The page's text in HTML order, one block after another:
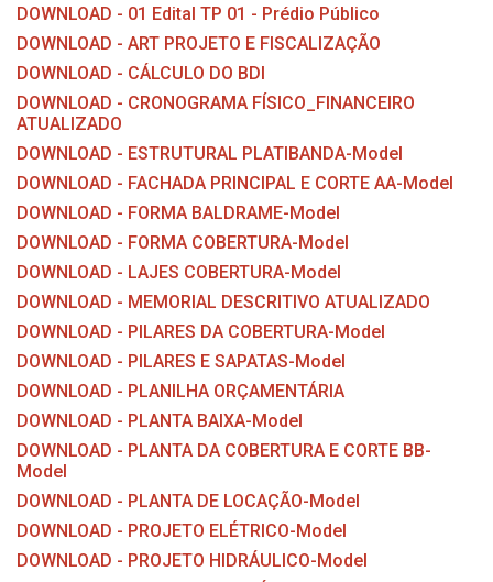
DOWNLOAD - 01 Edital TP 01 - Prédio Público
DOWNLOAD - ART PROJETO E FISCALIZAÇÃO
DOWNLOAD - CÁLCULO DO BDI
DOWNLOAD - CRONOGRAMA FÍSICO_FINANCEIRO
ATUALIZADO
DOWNLOAD - ESTRUTURAL PLATIBANDA-Model
DOWNLOAD - FACHADA PRINCIPAL E CORTE AA-Model
DOWNLOAD - FORMA BALDRAME-Model
DOWNLOAD - FORMA COBERTURA-Model
DOWNLOAD - LAJES COBERTURA-Model
DOWNLOAD - MEMORIAL DESCRITIVO ATUALIZADO
DOWNLOAD - PILARES DA COBERTURA-Model
DOWNLOAD - PILARES E SAPATAS-Model
DOWNLOAD - PLANILHA ORÇAMENTÁRIA
DOWNLOAD - PLANTA BAIXA-Model
DOWNLOAD - PLANTA DA COBERTURA E CORTE BB-
Model
DOWNLOAD - PLANTA DE LOCAÇÃO-Model
DOWNLOAD - PROJETO ELÉTRICO-Model
DOWNLOAD - PROJETO HIDRÁULICO-Model